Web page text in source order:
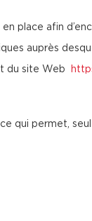
en place afin
auprès
du site Web
qui permet,